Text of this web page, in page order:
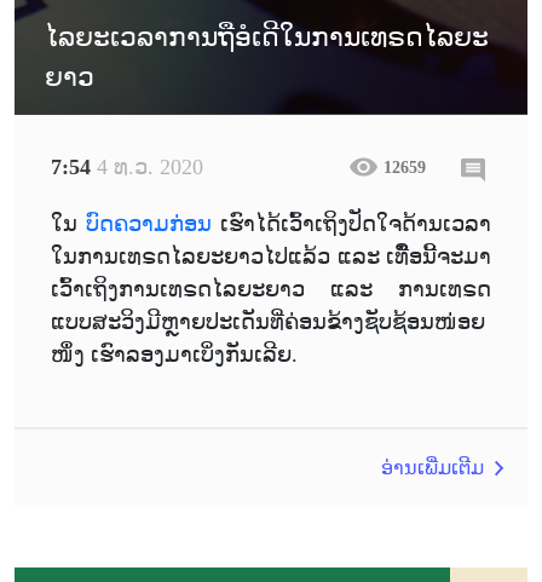
ໄລຍະເວລາການຖືອໍເດີໃນການເທຣດໄລຍະ
ຍາວ
7:54 4 ທ.ວ. 2020 12659
ໃນ ບົດຄວາມກ່ອນ ເຮົາໄດ້ເວົ້າເຖິງປັດໃຈດ້ານເວລາ
ໃນການເທຣດໄລຍະຍາວໄປແລ້ວ ແລະ ເທົື່ອນີ້ຈະມາ
ເວົ້າເຖິງການເທຣດໄລຍະຍາວ ແລະ ການເທຣດ
ແບບສະວິງມີຫຼາຍປະເດັນທີ່ຄ່ອນຂ້າງຊັບຊ້ອນໜ່ອຍ
ໜຶ່ງ ເຮົາລອງມາເບິ່ງກັນເລີຍ.
ອ່ານເພີ່ມເຕີມ